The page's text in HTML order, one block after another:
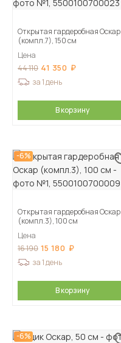
Открытая гардеробная Оскар
(компл.7), 150 см
Цена
44 110 41 350
за 1 день
В корзину
-6%
Открытая гардеробная Оскар
(компл.3), 100 см
Цена
16 190 15 180
за 1 день
В корзину
-6%